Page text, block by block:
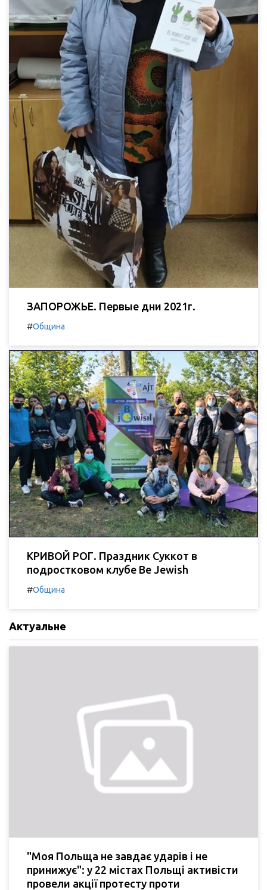
ЗАПОРОЖЬЕ. Первые дни 2021г.
#Община
КРИВОЙ РОГ. Праздник Суккот в
подростковом клубе Be Jewish
#Община
Актуальне
"Моя Польща не завдає ударів і не
принижує": у 22 містах Польщі активісти
провели акції протесту проти